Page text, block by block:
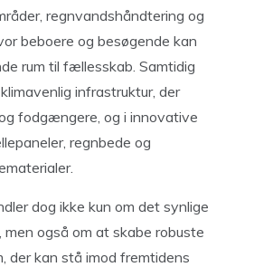
regnvandshåndtering og
beboere og besøgende kan
rum til fællesskab. Samtidig
infrastruktur, der
fodgængere, og i innovative
regnbede og
dog ikke kun om det synlige
også om at skabe robuste
der kan stå imod fremtidens